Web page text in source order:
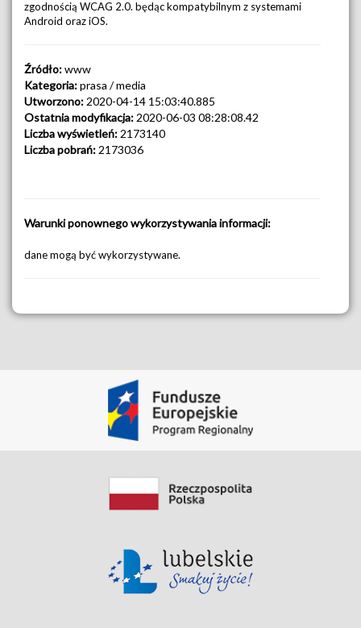
zgodnością WCAG 2.0. będąc kompatybilnym z systemami
Android oraz iOS.
Źródło:www
Kategoria:prasa / media
Utworzono: 2020-04-14 15:03:40.885
Ostatnia modyfikacja: 2020-06-03 08:28:08.42
Liczba wyświetleń: 2173140
Liczba pobrań: 2173036
Warunki ponownego wykorzystywania informacji:
dane mogą być wykorzystywane.
Pobierz Zasób
Data modyfikacji: 2020-05-28 12:41:29.089
Data modyfikacji: 2020-06-03 08:28:17.605